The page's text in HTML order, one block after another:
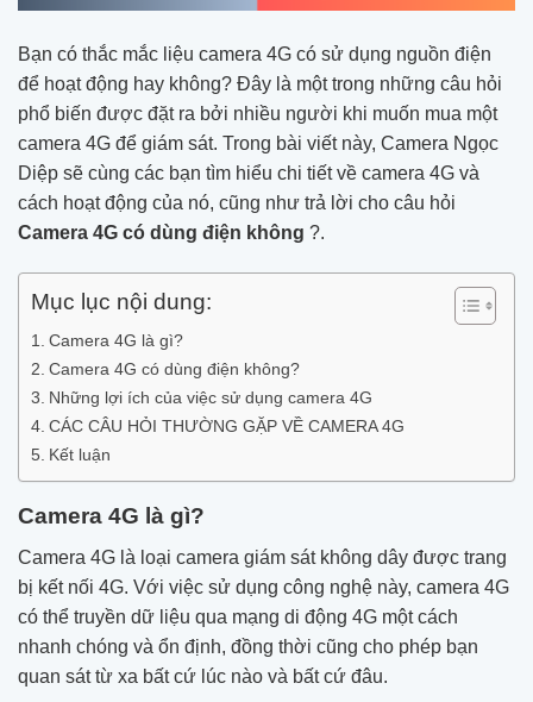
Bạn có thắc mắc liệu camera 4G có sử dụng nguồn điện
để hoạt động hay không? Đây là một trong những câu hỏi
phổ biến được đặt ra bởi nhiều người khi muốn mua một
camera 4G để giám sát. Trong bài viết này, Camera Ngọc
Diệp sẽ cùng các bạn tìm hiểu chi tiết về camera 4G và
cách hoạt động của nó, cũng như trả lời cho câu hỏi
Camera 4G có dùng điện không ?.
Mục lục nội dung:
Camera 4G là gì?
Camera 4G có dùng điện không?
Những lợi ích của việc sử dụng camera 4G
CÁC CÂU HỎI THƯỜNG GẶP VỀ CAMERA 4G
Kết luận
Camera 4G là gì?
Camera 4G là loại camera giám sát không dây được trang
bị kết nối 4G. Với việc sử dụng công nghệ này, camera 4G
có thể truyền dữ liệu qua mạng di động 4G một cách
nhanh chóng và ổn định, đồng thời cũng cho phép bạn
quan sát từ xa bất cứ lúc nào và bất cứ đâu.